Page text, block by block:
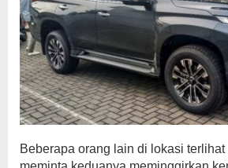
Beberapa orang lain di lokasi